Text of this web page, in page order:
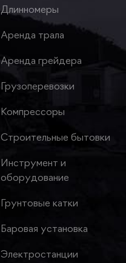
Длинномеры
Аренда трала
Аренда грейдера
Грузоперевозки
Компрессоры
Строительные бытовки
Инструмент и
оборудование
Грунтовые катки
Баровая установка
Электростанции